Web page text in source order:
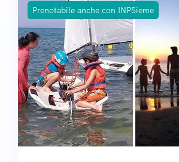
Prenotabile anche con INPSieme